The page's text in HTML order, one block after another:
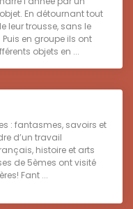
En détournant tout
leur trousse, sans le
Puis en groupe ils ont
objets en ...
: fantasmes, savoirs et
d’un travail
histoire et arts
de 5èmes ont visité
Fant ...